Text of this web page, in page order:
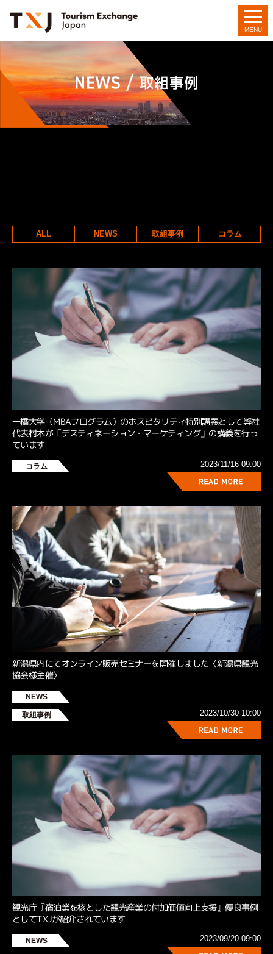
MENU
ALL NEWS 取組事例 コラム
一橋大学（MBAプログラム）のホスピタリティ特別講義として弊社
代表村木が「デスティネーション・マーケティング」の講義を行っ
ています
コラム 2023/11/16 09:00
新潟県内にてオンライン販売セミナーを開催しました〈新潟県観光
協会様主催〉
NEWS
取組事例 2023/10/30 10:00
観光庁『宿泊業を核とした観光産業の付加価値向上支援』優良事例
としてTXJが紹介されています
NEWS 2023/09/20 09:00